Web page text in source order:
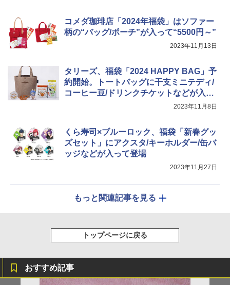
コメダ珈琲店「2024年福袋」はソファー
柄の“バッグ/ポーチ”が入って“5500円～”
2023年11月13日
タリーズ、福袋「2024 HAPPY BAG」予
約開始。トートバッグに干支ミニテディ/
コーヒー豆/ドリンクチケットなどが入っ
2023年11月8日
くら寿司×ブルーロック、福袋「新春グッ
ズセット」にアクスタ/キーホルダー/缶バ
ッジなどが入って登場
2023年11月27日
もっと関連記事を見る
トップページに戻る
おすすめ記事